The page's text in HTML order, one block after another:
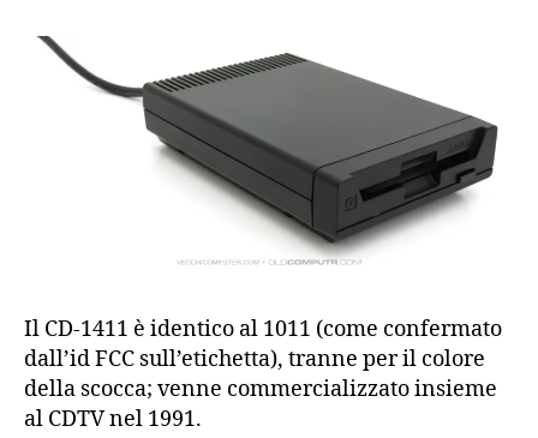
Il CD-1411 è identico al 1011 (come confermato
dall’id FCC sull’etichetta), tranne per il colore
della scocca; venne commercializzato insieme
al CDTV nel 1991.